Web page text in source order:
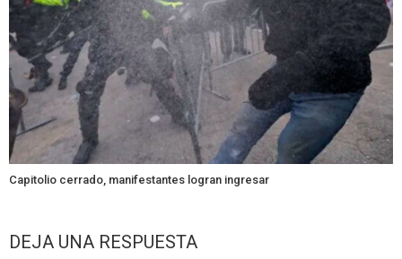
Capitolio cerrado, manifestantes logran ingresar
DEJA UNA RESPUESTA